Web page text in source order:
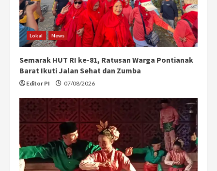
d
i
n
g
Lokal News
Semarak HUT RI ke-81, Ratusan Warga Pontianak
Barat Ikuti Jalan Sehat dan Zumba
Editor PI 07/08/2026